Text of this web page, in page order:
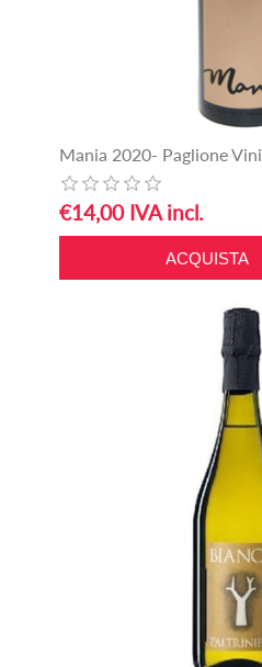
Mania 2020- Paglione Vini
€14,00 IVA incl.